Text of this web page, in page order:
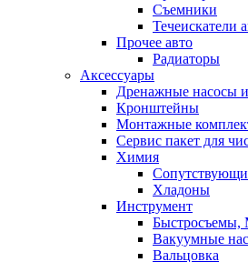
Съемники
Течеискатели
Прочее авто
Радиаторы
Аксессуары
Дренажные насосы
Кронштейны
Монтажные
Сервис пакет для
Химия
Хладоны
Инструмент
Вакуумные
Вальцовка